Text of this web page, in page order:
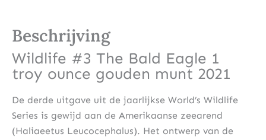
Beschrijving
Wildlife #3 The Bald Eagle 1
troy ounce gouden munt 2021
De derde uitgave uit de jaarlijkse World’s Wildlife
Series is gewijd aan de Amerikaanse zeearend
(Haliaeetus Leucocephalus). Het ontwerp van de